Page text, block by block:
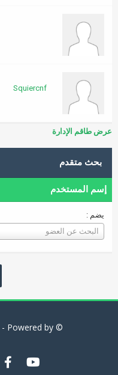
Squiercnf
عرض طاقم الإدارة
بحث متقدم
إسم المستخدم
يضم :
البحث عن العضو
© Designed by
- Powered by